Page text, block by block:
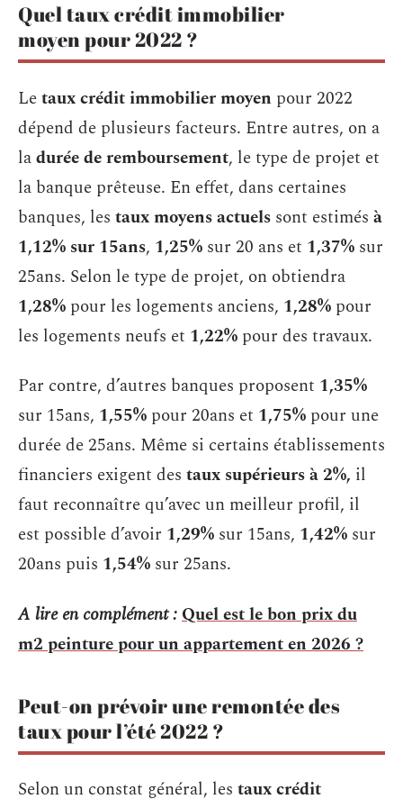
Quel taux crédit immobilier
moyen pour 2022 ?
Letaux crédit immobilier moyen pour 2022
dépend de plusieurs facteurs. Entre autres, on a
ladurée de remboursement, le type de projet et
la banque prêteuse. En effet, dans certaines
banques, les taux moyens actuels sont estimés à
1,12% sur 15ans, 1,25% sur 20 ans et 1,37% sur
25ans. Selon le type de projet, on obtiendra
1,28% pour les logements anciens, 1,28% pour
les logements neufs et 1,22% pour des travaux.
Par contre, d’autres banques proposent 1,35%
sur 15ans, 1,55% pour 20ans et 1,75% pour une
durée de 25ans. Même si certains établissements
financiers exigent des taux supérieurs à 2%, il
faut reconnaître qu’avec un meilleur profil, il
est possible d’avoir 1,29% sur 15ans, 1,42% sur
20ans puis 1,54% sur 25ans.
A lire en complément :Quel est le bon prix du
m2 peinture pour un appartement en 2026 ?
Peut-on prévoir une remontée des
taux pour l’été 2022 ?
Selon un constat général, les taux crédit